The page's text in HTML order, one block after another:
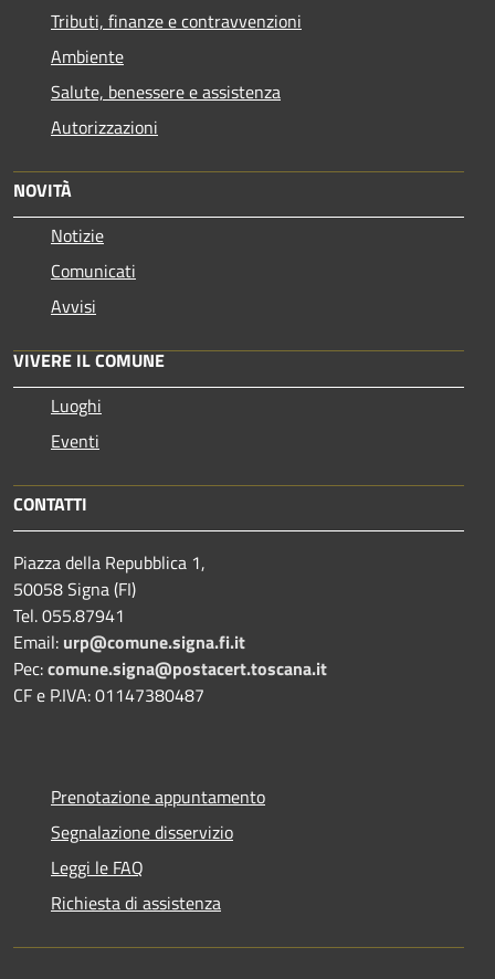
Tributi, finanze e contravvenzioni
Ambiente
Salute, benessere e assistenza
Autorizzazioni
NOVITÀ
Notizie
Comunicati
Avvisi
VIVERE IL COMUNE
Luoghi
Eventi
CONTATTI
Piazza della Repubblica 1,
50058 Signa (FI)
Tel. 055.87941
Email: urp@comune.signa.fi.it
Pec:comune.signa@postacert.toscana.it
CF e P.IVA: 01147380487
Prenotazione appuntamento
Segnalazione disservizio
Leggi le FAQ
Richiesta di assistenza